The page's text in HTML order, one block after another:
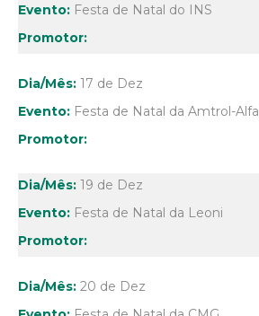
Festa de Natal do INS
17 de Dez
Festa de Natal da Amtrol-Alfa
19 de Dez
Festa de Natal da Leoni
20 de Dez